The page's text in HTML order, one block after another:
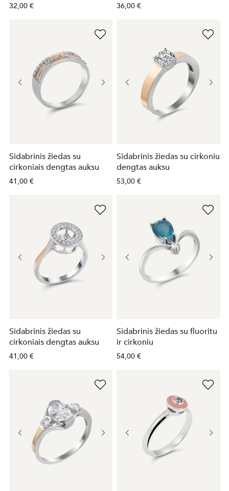
32,00 € 36,00 €
Sidabrinis žiedas su
cirkoniais dengtas auksu
41,00 €
Sidabrinis žiedas su cirkoniu
dengtas auksu
53,00 €
Sidabrinis žiedas su
cirkoniais dengtas auksu
41,00 €
Sidabrinis žiedas su fluoritu
ir cirkoniu
54,00 €